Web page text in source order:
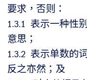
要求，否则：
1.3.1 表示一种性
意思；
1.3.2 表示单数的
反之亦然；及